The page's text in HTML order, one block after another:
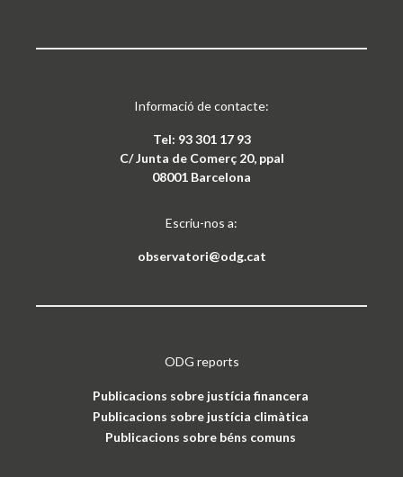
Informació de contacte:
Tel: 93 301 17 93
C/ Junta de Comerç 20, ppal
08001 Barcelona
Escriu-nos a:
observatori@odg.cat
ODG reports
Publicacions sobre justícia financera
Publicacions sobre justícia climàtica
Publicacions sobre béns comuns